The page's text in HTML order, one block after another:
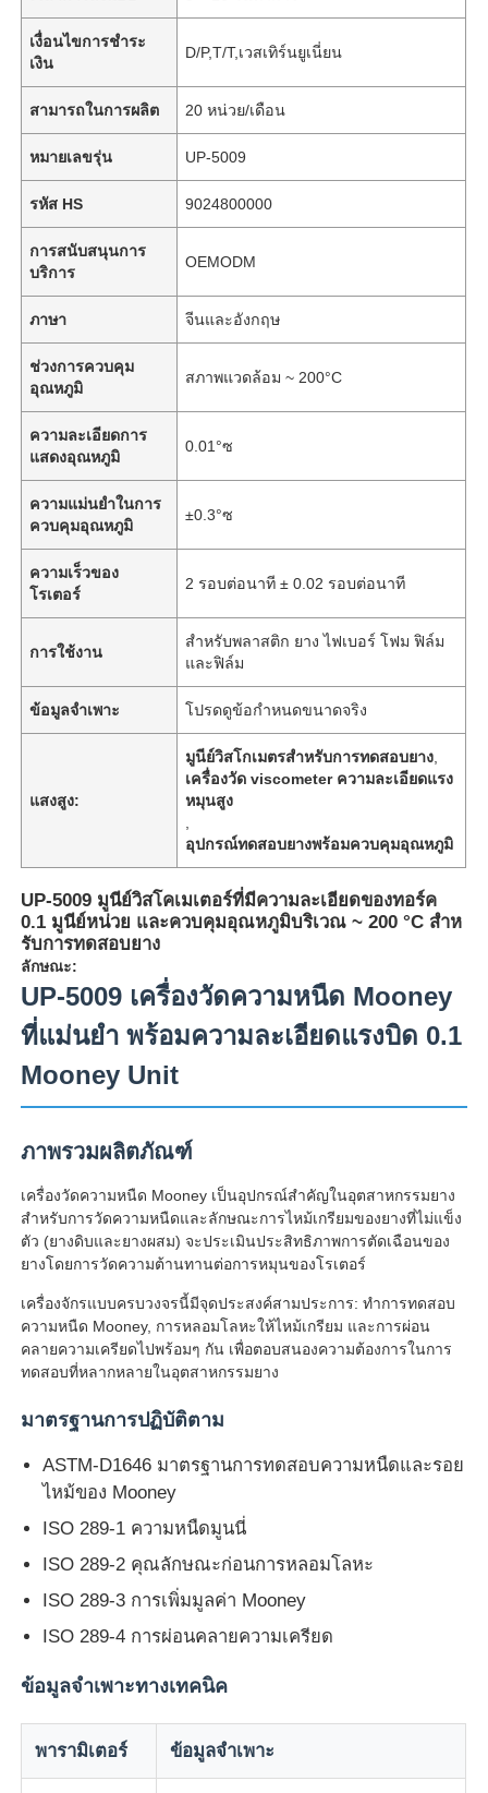
ผลิตภัณฑ์
เกี่ยวกับเรา
ทัวร์โรงงาน
ติดต่อเรา
ขออ้าง
อุปกรณ์ทดสอบในห้องปฏิบัติการ
ห้องทดสอบสิ่งแวดล้อม
เครื่องทดสอบสากล
เงื่อนไขการชำระ
เงิน
D/P,T/T,เวสเทิร์นยูเนี่ยน
สามารถในการผลิต 20 หน่วย/เดือน
หมายเลขรุ่น UP-5009
รหัส HS 9024800000
การสนับสนุนการ
บริการ
OEMODM
ภาษา จีนและอังกฤษ
ช่วงการควบคุม
อุณหภูมิ
สภาพแวดล้อม ~ 200°C
ความละเอียดการ
แสดงอุณหภูมิ
0.01°ซ
ความแม่นยำในการ
ควบคุมอุณหภูมิ
±0.3°ซ
ความเร็วของ
โรเตอร์
2 รอบต่อนาที ± 0.02 รอบต่อนาที
การใช้งาน
สำหรับพลาสติก ยาง ไฟเบอร์ โฟม ฟิล์ม
และฟิล์ม
ข้อมูลจำเพาะ โปรดดูข้อกำหนดขนาดจริง
แสงสูง:
มูนีย์วิสโกเมตรสําหรับการทดสอบยาง
เครื่องวัด viscometer ความละเอียดแรง
หมุนสูง
อุปกรณ์ทดสอบยางพร้อมควบคุมอุณหภูมิ
UP-5009 มูนีย์วิสโคเมเตอร์ที่มีความละเอียดของทอร์ค
0.1 มูนีย์หน่วย และควบคุมอุณหภูมิบริเวณ ~ 200 °C สําห
รับการทดสอบยาง
ลักษณะ:
UP-5009 เครื่องวัดความหนืด Mooney
ที่แม่นยำ พร้อมความละเอียดแรงบิด 0.1
Mooney Unit
ภาพรวมผลิตภัณฑ์
เครื่องวัดความหนืด Mooney เป็นอุปกรณ์สำคัญในอุตสาหกรรมยาง
สำหรับการวัดความหนืดและลักษณะการไหม้เกรียมของยางที่ไม่แข็ง
ตัว (ยางดิบและยางผสม) จะประเมินประสิทธิภาพการตัดเฉือนของ
ยางโดยการวัดความต้านทานต่อการหมุนของโรเตอร์
เครื่องจักรแบบครบวงจรนี้มีจุดประสงค์สามประการ: ทำการทดสอบ
ความหนืด Mooney, การหลอมโลหะให้ไหม้เกรียม และการผ่อน
คลายความเครียดไปพร้อมๆ กัน เพื่อตอบสนองความต้องการในการ
ทดสอบที่หลากหลายในอุตสาหกรรมยาง
มาตรฐานการปฏิบัติตาม
ASTM-D1646 มาตรฐานการทดสอบความหนืดและรอย
ไหม้ของ Mooney
ISO 289-1 ความหนืดมูนนี่
ISO 289-2 คุณลักษณะก่อนการหลอมโลหะ
ISO 289-3 การเพิ่มมูลค่า Mooney
ISO 289-4 การผ่อนคลายความเครียด
ข้อมูลจำเพาะทางเทคนิค
พารามิเตอร์ ข้อมูลจำเพาะ